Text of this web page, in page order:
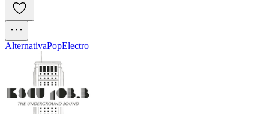
AlternativaPopElectro